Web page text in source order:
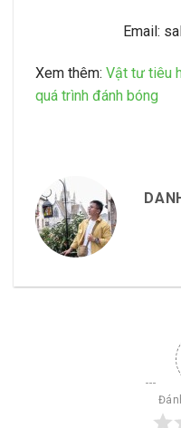
Email:
Xem thêm: Vật tư tiêu
quá trình đánh bóng